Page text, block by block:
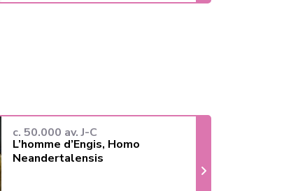
c. 50.000 av. J-C
L’homme d’Engis, Homo
Neandertalensis